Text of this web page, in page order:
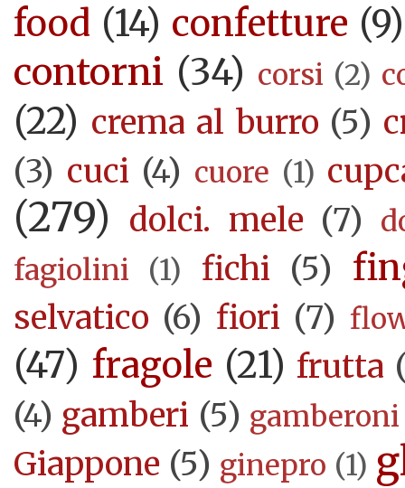
food (14) confetture (9)
contorni (34) corsi (2)
(22) crema al burro (5)
(3) cuci (4) cuore (1)
(279) dolci. mele (7)
fagiolini (1) fichi (5)
selvatico (6) fiori (7)
(47) fragole (21) frutta
(4) gamberi (5) gamberoni
Giappone (5) ginepro (1)